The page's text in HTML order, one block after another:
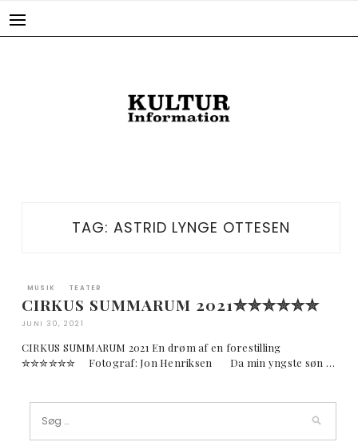
TAG: ASTRID LYNGE OTTESEN
MUSIK TEATER
CIRKUS SUMMARUM 2021✮✮✮✮✮✮
JUNI 30, 2021
CIRKUS SUMMARUM 2021 En drøm af en forestilling
✮✮✮✮✮✮ Fotograf: Jon Henriksen Da min yngste søn …